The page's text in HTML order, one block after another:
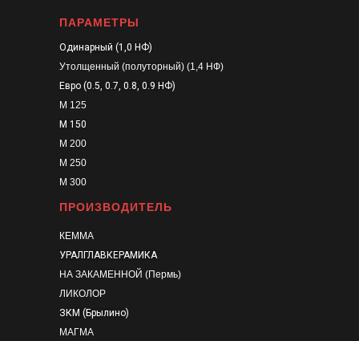
ПАРАМЕТРЫ
Одинарный (1,0 НФ)
Утолщенный (полуторный) (1,4 НФ)
Евро (0.5, 0.7, 0.8, 0.9 НФ)
М 125
М 150
М 200
М 250
М 300
ПРОИЗВОДИТЕЛЬ
КЕММА
УРАЛГЛАВКЕРАМИКА
НА ЗАКАМЕННОЙ (Пермь)
ЛИКОЛОР
ЗКМ (Брылино)
МАГМА